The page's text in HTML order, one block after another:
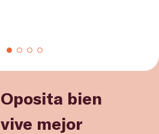
Oposita bien
vive mejor